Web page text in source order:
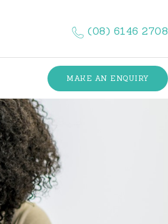
(08) 6146 2708
MAKE AN ENQUIRY